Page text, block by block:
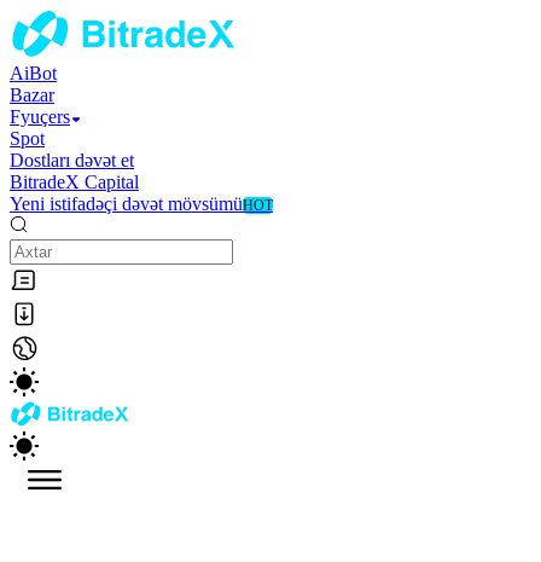
AiBot
Bazar
Fyuçers
Spot
Dostları dəvət et
BitradeX Capital
Yeni istifadəçi dəvət mövsümüHOT